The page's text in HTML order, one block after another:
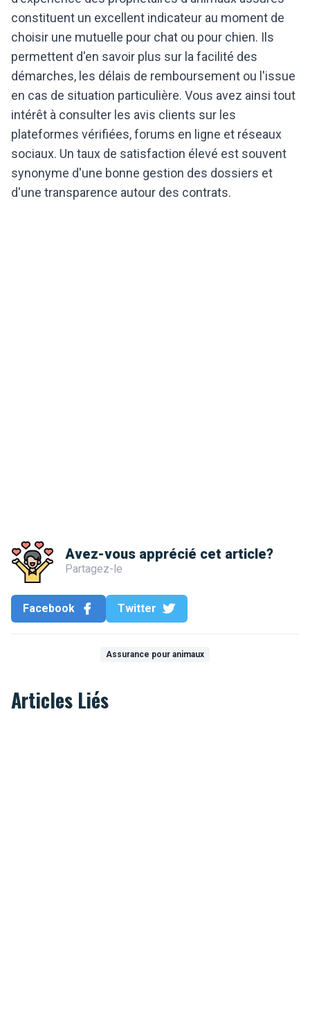
constituent un excellent indicateur au moment de
choisir une mutuelle pour chat ou pour chien. Ils
permettent d'en savoir plus sur la facilité des
démarches, les délais de remboursement ou l'issue
en cas de situation particulière. Vous avez ainsi tout
intérêt à consulter les avis clients sur les
plateformes vérifiées, forums en ligne et réseaux
sociaux. Un taux de satisfaction élevé est souvent
synonyme d'une bonne gestion des dossiers et
d'une transparence autour des contrats.
Avez-vous apprécié cet article?
Partagez-le
Facebook Twitter
Assurance pour animaux
Articles Liés